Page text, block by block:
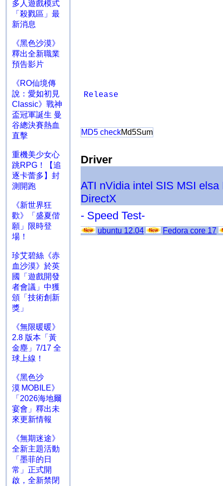
多人遊戲模式
「殺戮區」最
新消息
《黑色沙漠》
釋出全新職業
預告影片
《RO仙境傳
說：愛如初見
Classic》戰神
盃冠軍誕生 曼
谷總決賽熱血
直擊
重機美少女心
跳RPG！【追
逐卡蕾多】封
測開跑
《新世界狂
歡》「盛夏偕
願」限時登
場！
珍艾碧絲《赤
血沙漠》於英
國「遊戲開發
者會議」中獲
頒「技術創新
獎」
《無限暖暖》
2.8 版本「黃
金塵」7/17 全
球上線！
《黑色沙
漠 MOBILE》
「2026海地爾
宴會」釋出未
來更新情報
《無期迷途》
全新主題活動
「墨菲的日
常」正式開
啟，全新禁閉
Release
MD5 checkMd5Sum
Driver
ATI nVidia intel SIS MSI elsa
DirectX
- Speed Test-
ubuntu 12.04 Fedora core 17